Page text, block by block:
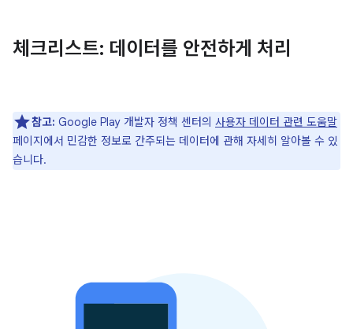
체크리스트: 데이터를 안전하게 처리
참고: Google Play 개발자 정책 센터의 사용자 데이터 관련 도움말
페이지에서 민감한 정보로 간주되는 데이터에 관해 자세히 알아볼 수 있
습니다.